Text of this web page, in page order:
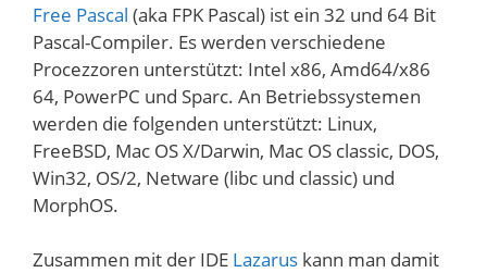
Free Pascal (aka FPK Pascal) ist ein 32 und 64 Bit
Pascal-Compiler. Es werden verschiedene
Procezzoren unterstützt: Intel x86, Amd64/x86
64, PowerPC und Sparc. An Betriebssystemen
werden die folgenden unterstützt: Linux,
FreeBSD, Mac OS X/Darwin, Mac OS classic, DOS,
Win32, OS/2, Netware (libc und classic) und
MorphOS.
Zusammen mit der IDE Lazarus kann man damit